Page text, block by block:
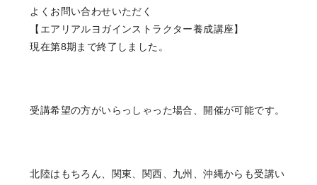
RESERVE
We look forward to your reservation.
よくお問い合わせいただく
【エアリアルヨガインストラクター養成講座】
現在第8期まで終了しました。
受講希望の方がいらっしゃった場合、開催が可能です。
北陸はもちろん、関東、関西、九州、沖縄からも受講い